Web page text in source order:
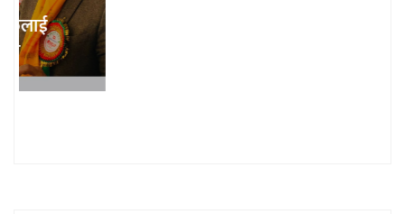
भुम्लु गाउँपालिका शिक्षक संघको अध्यक्षमा
गोबिन्दराज खरेल